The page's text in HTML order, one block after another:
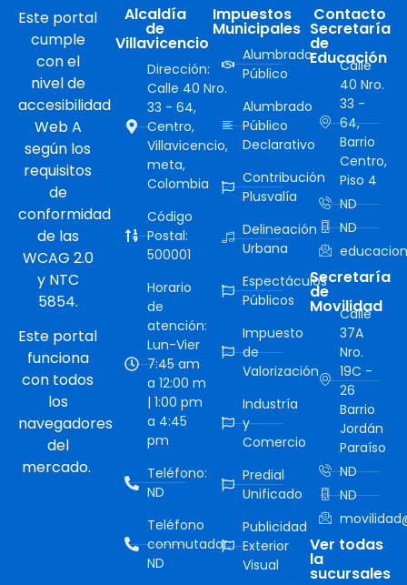
Este portal
cumple
con el
nivel de
accesibilidad
Web A
según los
requisitos
de
conformidad
de las
WCAG 2.0
y NTC
5854.
Este portal
funciona
con todos
los
navegadores
del
mercado.
Alcaldía
de
Villavicencio
Dirección:
Calle 40 Nro.
33 - 64,
Centro,
Villavicencio,
meta,
Colombia
Código
Postal:
500001
Horario
de
atención:
Lun-Vier
7:45 am
a 12:00 m
| 1:00 pm
a 4:45
pm
Teléfono:
ND
Teléfono
conmutador:
ND
Impuestos
Municipales
Alumbrado
Público
Alumbrado
Público
Declarativo
Contribución
Plusvalía
Delineación
Urbana
Espectáculos
Públicos
Impuesto
de
Valorización
Industría
y
Comercio
Predial
Unificado
Publicidad
Exterior
Visual
Contacto
Secretaría
de
Educación
Calle
40 Nro.
33 -
64,
Barrio
Centro,
Piso 4
ND
ND
Secretaría
de
Movilidad
Calle
37A
Nro.
19C -
26
Barrio
Jordán
Paraíso
ND
ND
Ver todas
la
sucursales